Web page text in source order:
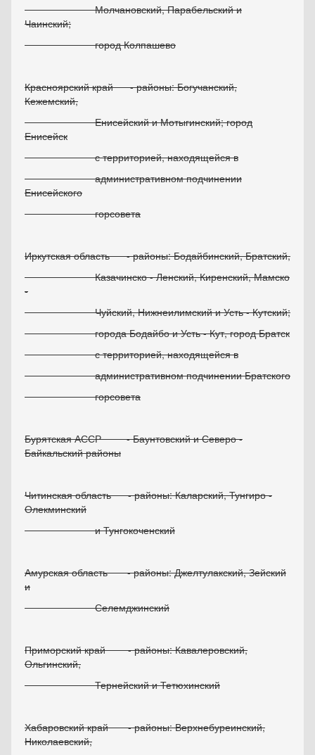
Молчановский, Парабельский и
Чаинский;
город Колпашево
Красноярский край - районы: Богучанский,
Кежемский,
Енисейский и Мотыгинский; город
Енисейск
с территорией, находящейся в
административном подчинении
Енисейского
горсовета
Иркутская область - районы: Бодайбинский, Братский,
Казачинско - Ленский, Киренский, Мамско
-
Чуйский, Нижнеилимский и Усть - Кутский;
города Бодайбо и Усть - Кут, город Братск
с территорией, находящейся в
административном подчинении Братского
горсовета
Бурятская АССР - Баунтовский и Северо -
Байкальский районы
Читинская область - районы: Каларский, Тунгиро -
Олекминский
и Тунгокоченский
Амурская область - районы: Джелтулакский, Зейский
и
Селемджинский
Приморский край - районы: Кавалеровский,
Ольгинский,
Тернейский и Тетюхинский
Хабаровский край - районы: Верхнебуреинский,
Николаевский,